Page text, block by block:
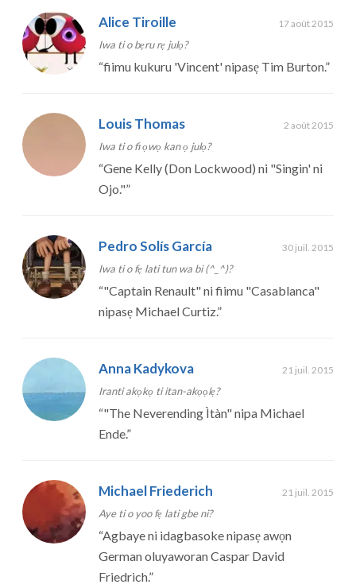
Alice Tiroille 17 août 2015
Iwa ti o bẹru rẹ julọ?
“fiimu kukuru 'Vincent' nipasẹ Tim Burton.”
Louis Thomas 2 août 2015
Iwa ti o fi ọwọ kan ọ julọ?
“Gene Kelly (Don Lockwood) ni "Singin' ni
Ojo."”
Pedro Solís García 30 juil. 2015
Iwa ti o fẹ lati tun wa bi (^_^)?
“"Captain Renault" ni fiimu "Casablanca"
nipasẹ Michael Curtiz.”
Anna Kadykova 21 juil. 2015
Iranti akọkọ ti itan-akọọlẹ?
“"The Neverending Ìtàn" nipa Michael
Ende.”
Michael Friederich 21 juil. 2015
Aye ti o yoo fẹ lati gbe ni?
“Agbaye ni idagbasoke nipasẹ awọn
German oluyaworan Caspar David
Friedrich.”